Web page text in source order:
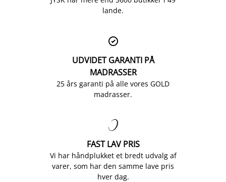
lande.

UDVIDET GARANTI PÅ
MADRASSER
25 års garanti på alle vores GOLD
madrasser.

FAST LAV PRIS
Vi har håndplukket et bredt udvalg af
varer, som har den samme lave pris
hver dag.